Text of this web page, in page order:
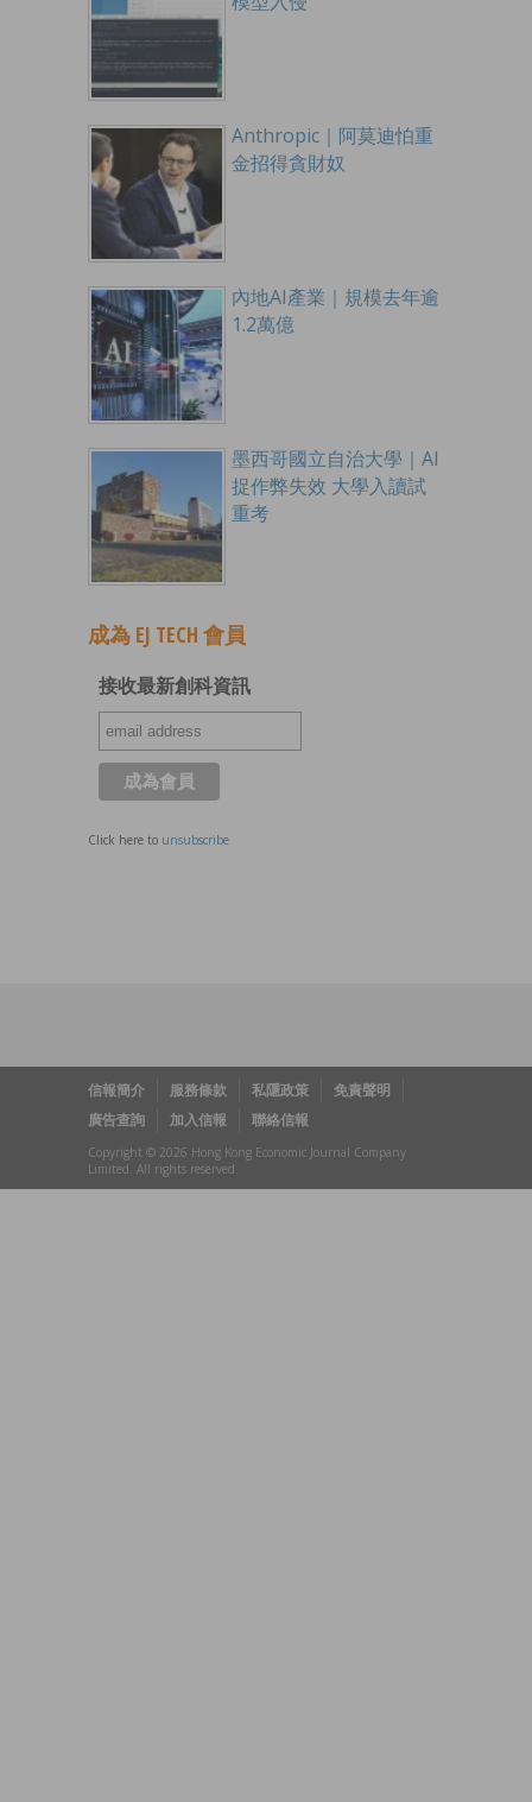
Anthropic｜阿莫迪怕重
金招得貪財奴
內地AI產業｜規模去年逾
1.2萬億
墨西哥國立自治大學｜AI
捉作弊失效 大學入讀試
重考
成為 EJ TECH 會員
接收最新創科資訊
Click here to unsubscribe
信報簡介 服務條款 私隱政策
免責聲明
廣告查詢
加入信報 聯絡信報
Copyright © 2026 Hong Kong Economic Journal Company
Limited. All rights reserved.